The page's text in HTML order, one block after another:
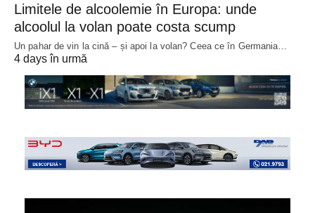
Limitele de alcoolemie în Europa: unde
alcoolul la volan poate costa scump
Un pahar de vin la cină – și apoi la volan? Ceea ce în Germania…
4 days în urmă